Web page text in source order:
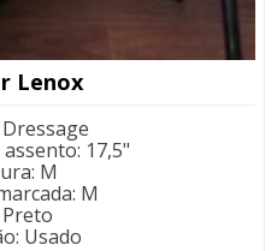
Lenox
Dressage
: 17,5"
: M
: M
Preto
: Usado